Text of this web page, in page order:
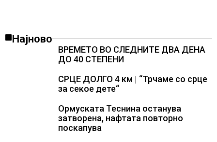
Најново
ВРЕМЕТО ВО СЛЕДНИТЕ ДВА ДЕНА
ДО 40 СТЕПЕНИ
СРЦЕ ДОЛГО 4 км | “Трчаме со срце
за секое дете“
Ормуската Теснина останува
затворена, нафтата повторно
поскапува